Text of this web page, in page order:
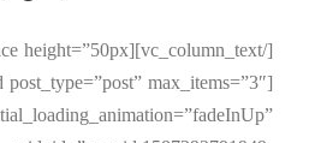
post_type=”post” max_items=”3″